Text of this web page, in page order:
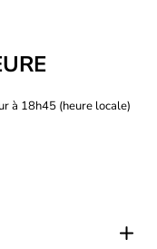
à 18h45 (heure locale)